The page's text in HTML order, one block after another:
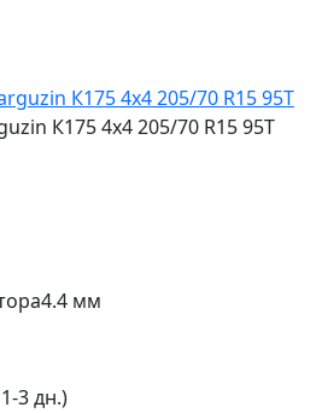
К175 4х4 205/70 R15 95T
4.4 мм
3 дн.)